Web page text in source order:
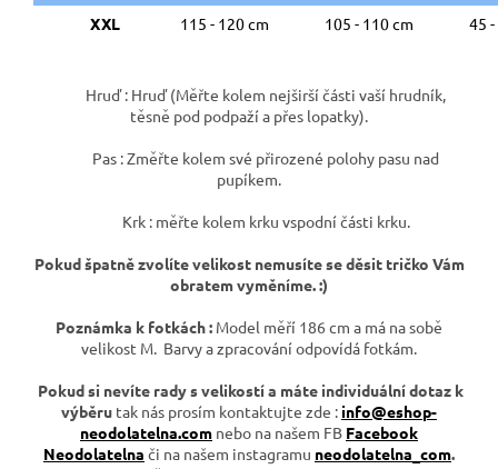
XXL
115 - 120 cm 105 - 110 cm 45
Hruď : Hruď (Měřte kolem nejširší části vaší hrudník,
těsně pod podpaží a přes lopatky).
Pas :Změřte kolem své přirozené polohy pasu nad
pupíkem.
Krk : měřte kolem krku vspodní části krku.
Pokud špatně zvolíte velikost nemusíte se děsit tričko Vám
obratem vyměníme. :)
Poznámka k fotkách : Model měří 186 cm a má na sobě
velikost M. Barvy a zpracování odpovídá fotkám.
Pokud si nevíte rady s velikostí a máte individuální dotaz k
výběru tak nás prosím kontaktujte zde : info@eshop-
neodolatelna.com nebo na našem FB Facebook
Neodolatelna či na našem instagramu neodolatelna_com.